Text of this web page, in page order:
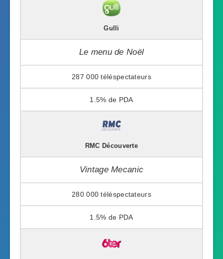
Gulli
Le menu de Noël
287 000
1.5%
RMC Découverte
Vintage Mecanic
280 000
1.5%